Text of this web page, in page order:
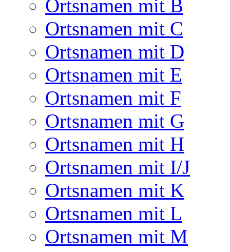
Ortsnamen mit B
Ortsnamen mit C
Ortsnamen mit D
Ortsnamen mit E
Ortsnamen mit F
Ortsnamen mit G
Ortsnamen mit H
Ortsnamen mit I/J
Ortsnamen mit K
Ortsnamen mit L
Ortsnamen mit M